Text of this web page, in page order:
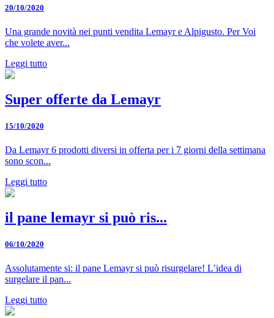
20/10/2020
Una grande novità nei punti vendita Lemayr e Alpigusto. Per Voi
che volete aver...
Leggi tutto
Super offerte da Lemayr
15/10/2020
Da Lemayr 6 prodotti diversi in offerta per i 7 giorni della settimana
sono scon...
Leggi tutto
il pane lemayr si può ris...
06/10/2020
Assolutamente si: il pane Lemayr si può risurgelare! L’idea di
surgelare il pan...
Leggi tutto